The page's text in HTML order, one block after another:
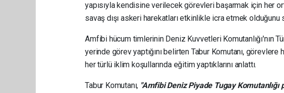
yapısıyla kendisine verilecek görevleri başarmak için her
savaş dışı askeri harekatları etkinlikle icra etmek olduğunu
Amfibi hücum timlerinin Deniz Kuvvetleri Komutanlığı'nın
yerinde görev yaptığını belirten Tabur Komutanı,
her türlü iklim koşullarında eğitim yaptıklarını anlattı.
Tabur Komutanı, "Amfibi Deniz Piyade Tugay